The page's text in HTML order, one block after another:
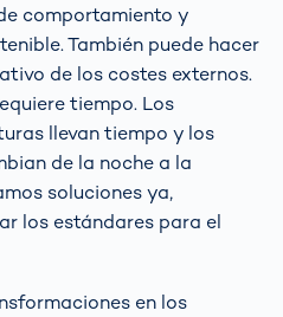
comportamiento y
También puede hacer
de los costes externos.
tiempo. Los
llevan tiempo y los
de la noche a la
soluciones ya,
los estándares para el
en los